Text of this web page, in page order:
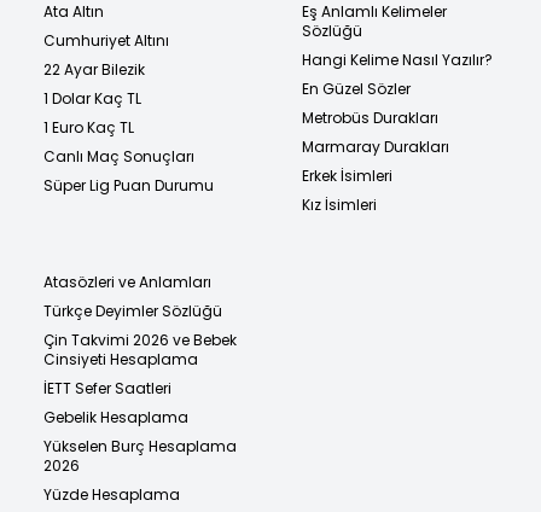
Ata Altın
Cumhuriyet Altını
22 Ayar Bilezik
1 Dolar Kaç TL
1 Euro Kaç TL
Canlı Maç Sonuçları
Süper Lig Puan Durumu
Eş Anlamlı Kelimeler
Sözlüğü
Hangi Kelime Nasıl Yazılır?
En Güzel Sözler
Metrobüs Durakları
Marmaray Durakları
Erkek İsimleri
Kız İsimleri
Atasözleri ve Anlamları
Türkçe Deyimler Sözlüğü
Çin Takvimi 2026 ve Bebek
Cinsiyeti Hesaplama
İETT Sefer Saatleri
Gebelik Hesaplama
Yükselen Burç Hesaplama
2026
Yüzde Hesaplama